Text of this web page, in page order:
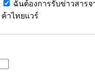
ฉันต้องการรับข่าวสารจ
ค้าไทยแวร์